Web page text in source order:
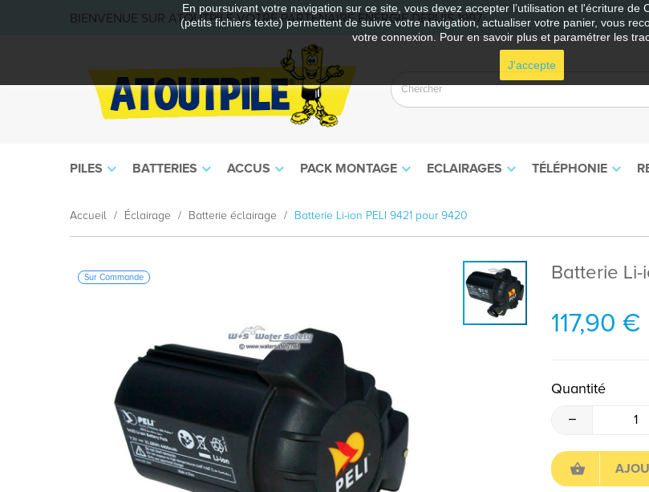
En poursuivant votre navigation sur ce site, vous devez accepter l’utilisation et l'écriture
(petits fichiers texte) permettent de suivre votre navigation, actualiser votre panier, vous
votre connexion. Pour en savoir plus et paramétrer les
J'accepte
BIENVENUE SUR ATOUTPILE VOTRE PARTENAIRE ENERGIE DEPUIS 1997
PILES BATTERIES ACCUS PACK MONTAGE ECLAIRAGES TÉLÉPHONIE
Accueil Éclairage Batterie éclairage Batterie Li-ion PELI 9421 pour 9420
Sur Commande Batterie Li-
117,90 €
Quantité